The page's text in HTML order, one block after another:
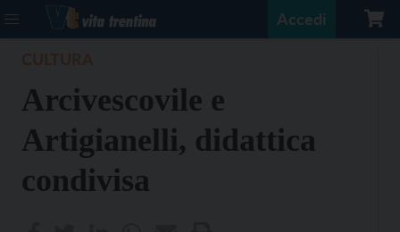
Accedi
Arcivescovile e
Artigianelli, didattica
condivisa